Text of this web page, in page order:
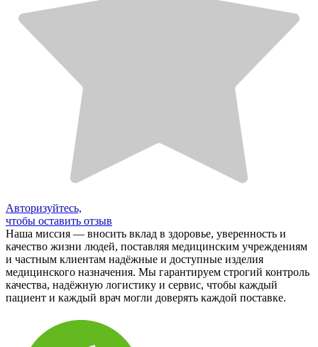
Авторизуйтесь,
чтобы оставить отзыв
Наша миссия — вносить вклад в здоровье, уверенность и
качество жизни людей, поставляя медицинским учреждениям
и частным клиентам надёжные и доступные изделия
медицинского назначения. Мы гарантируем строгий контроль
качества, надёжную логистику и сервис, чтобы каждый
пациент и каждый врач могли доверять каждой поставке.